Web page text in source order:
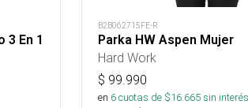
3 En 1
B2B062715FE-R
Parka HW Aspen Mujer
Hard Work
$ 99.990
en 6cuotas de $16.665sin interés